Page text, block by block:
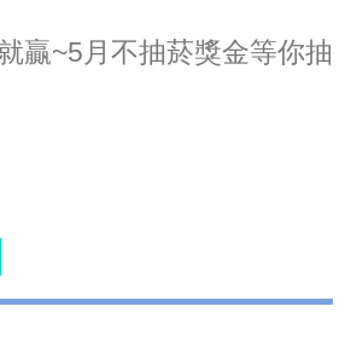
贏~5月不抽菸獎金等你抽